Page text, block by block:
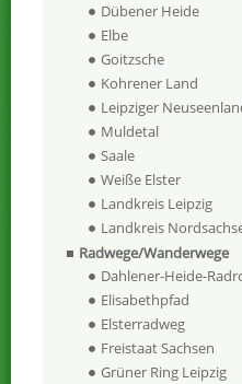
Dübener Heide
Elbe
Goitzsche
Kohrener Land
Leipziger
Muldetal
Saale
Weiße Elster
Landkreis Leipzig
Landkreis
Radwege/Wanderwege
Dahlener-Heide-
Elisabethpfad
Elsterradweg
Freistaat Sachsen
Grüner Ring Leipzig